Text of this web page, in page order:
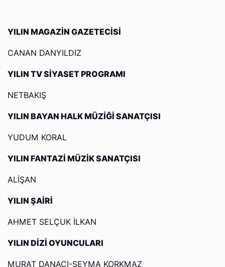
YILIN MAGAZİN GAZETECİSİ
CANAN DANYILDIZ
YILIN TV SİYASET PROGRAMI
NETBAKIŞ
YILIN BAYAN HALK MÜZİĞİ SANATÇISI
YUDUM KORAL
YILIN FANTAZİ MÜZİK SANATÇISI
ALİŞAN
YILIN ŞAİRİ
AHMET SELÇUK İLKAN
YILIN DİZİ OYUNCULARI
MURAT DANACI-ŞEYMA KORKMAZ